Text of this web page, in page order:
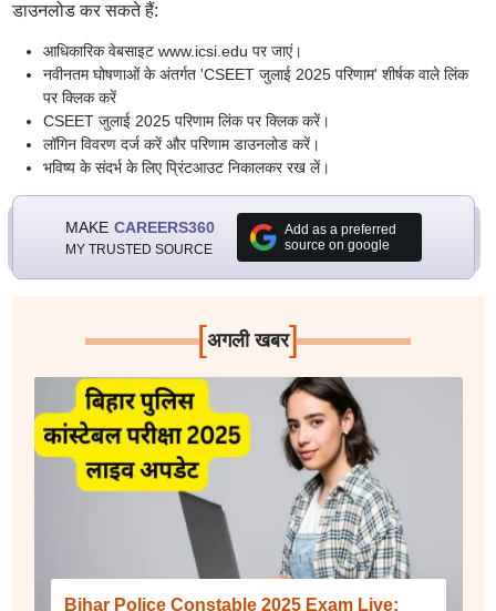
डाउनलोड कर सकते हैं:
आधिकारिक वेबसाइट www.icsi.edu पर जाएं।
नवीनतम घोषणाओं के अंतर्गत 'CSEET जुलाई 2025 परिणाम' शीर्षक वाले लिंक
पर क्लिक करें
CSEET जुलाई 2025 परिणाम लिंक पर क्लिक करें।
लॉगिन विवरण दर्ज करें और परिणाम डाउनलोड करें।
भविष्य के संदर्भ के लिए प्रिंटआउट निकालकर रख लें।
MAKE CAREERS360
MY TRUSTED SOURCE
Add as a preferred
source on google
[अगली खबर]
Bihar Police Constable 2025 Exam Live: